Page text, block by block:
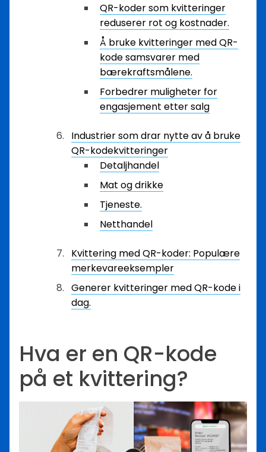
QR-koder som kvitteringer
reduserer rot og kostnader.
Å bruke kvitteringer med QR-
kode samsvarer med
bærekraftsmålene.
Forbedrer muligheter for
engasjement etter salg
Industrier som drar nytte av å bruke
QR-kodekvitteringer
Detaljhandel
Mat og drikke
Tjeneste.
Netthandel
Kvittering med QR-koder: Populære
merkevareeksempler
Generer kvitteringer med QR-kode i
dag.
Hva er en QR-kode
på et kvittering?